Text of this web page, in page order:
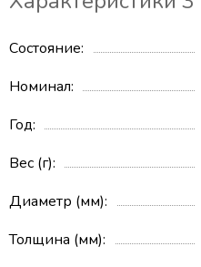
Состояние
Номинал
Год
Вес (г)
Диаметр (мм)
Толщина (мм)